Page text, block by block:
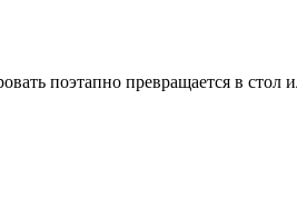
поэтапно превращается в стол